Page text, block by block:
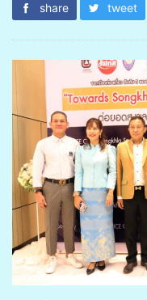
share tweet